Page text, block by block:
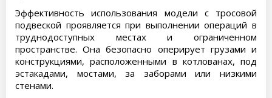
Эффективность использования модели с тросовой
подвеской проявляется при выполнении операций в
труднодоступных местах и ограниченном
пространстве. Она безопасно оперирует грузами и
конструкциями, расположенными в котлованах, под
эстакадами, мостами, за заборами или низкими
стенами.